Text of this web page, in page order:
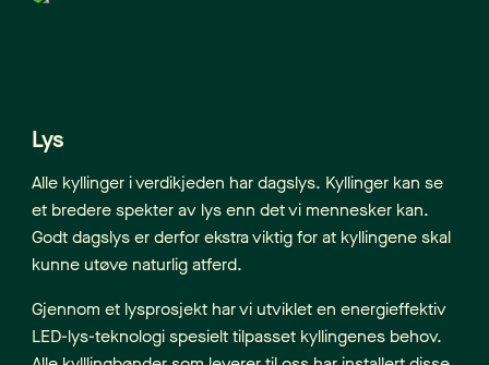
Lys
Alle kyllinger i verdikjeden har dagslys. Kyllinger kan se
et bredere spekter av lys enn det vi mennesker kan.
Godt dagslys er derfor ekstra viktig for at kyllingene skal
kunne utøve naturlig atferd.
Gjennom et lysprosjekt har vi utviklet en energieffektiv
LED-lys-teknologi spesielt tilpasset kyllingenes behov.